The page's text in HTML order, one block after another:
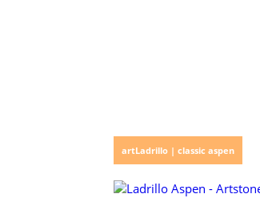
artLadrillo | classic aspen